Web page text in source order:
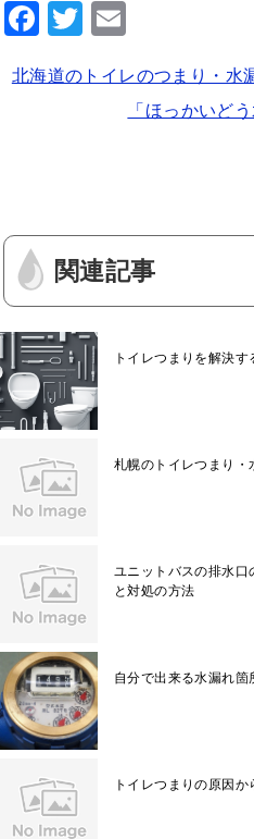
F
c
o
k
T
tt ai
l
北海道のトイレのつまり・水
「ほっかいど
関連記事
トイレつまりを解決
札幌のトイレつまり・
ユニットバスの排水口
と対処の方法
自分で出来る水漏れ
トイレつまりの原因